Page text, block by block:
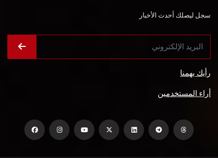
سجل ليصلك أحدث الأخبار
رأيك يهمنا
أراء المستخدمين